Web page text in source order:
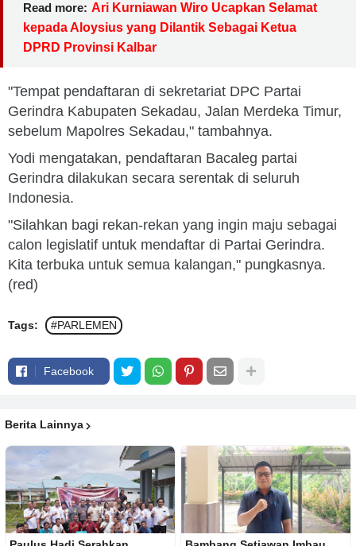
Read more: Ari Kurniawan Wiro Ucapkan Selamat
kepada Aloysius yang Dilantik Sebagai Ketua
DPRD Provinsi Kalbar
"Tempat pendaftaran di sekretariat DPC Partai
Gerindra Kabupaten Sekadau, Jalan Merdeka Timur,
sebelum Mapolres Sekadau," tambahnya.
Yodi mengatakan, pendaftaran Bacaleg partai
Gerindra dilakukan secara serentak di seluruh
Indonesia.
"Silahkan bagi rekan-rekan yang ingin maju sebagai
calon legislatif untuk mendaftar di Partai Gerindra.
Kita terbuka untuk semua kalangan," pungkasnya.
(red)
Tags: #PARLEMEN
Facebook
Berita Lainnya